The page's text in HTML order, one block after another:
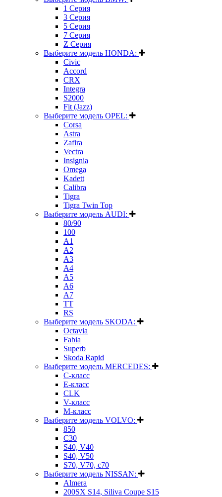
1 Серия
3 Серия
5 Серия
7 Серия
Z Серия
Выберите модель HONDA:
Civic
Accord
CRX
Integra
S2000
Fit (Jazz)
Выберите модель OPEL:
Corsa
Astra
Zafira
Vectra
Insignia
Omega
Kadett
Calibra
Tigra
Tigra Twin Top
Выберите модель AUDI:
80/90
100
A1
A2
A3
A4
A5
A6
A7
TT
RS
Выберите модель SKODA:
Octavia
Fabia
Superb
Skoda Rapid
Выберите модель MERCEDES:
C-класс
E-класс
CLK
V-класс
M-класс
Выберите модель VOLVO:
850
C30
S40, V40
S40, V50
S70, V70, c70
Выберите модель NISSAN:
Almera
200SX S14, Siliva Coupe S15